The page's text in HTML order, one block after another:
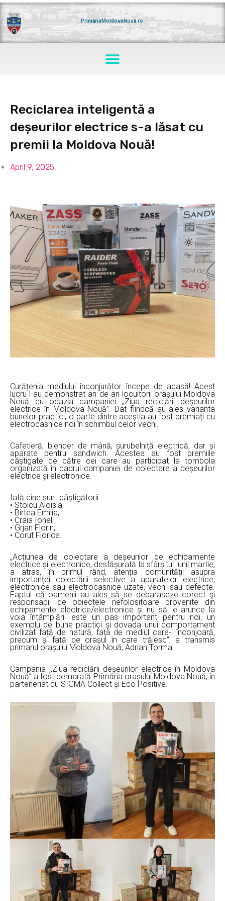
Skip
to
content
PrimăriaMoldovaNouă.ro
Menu
Reciclarea inteligentă a
deșeurilor electrice s-a lăsat cu
premii la Moldova Nouă!
April 9, 2025
Curățenia mediului înconjurător începe de acasă! Acest
lucru l-au demonstrat an de an locuitorii orașului Moldova
Nouă cu ocazia campaniei ,,Ziua reciclării deșeurilor
electrice în Moldova Nouă”. Dat fiindcă au ales varianta
bunelor practici, o parte dintre aceștia au fost premiați cu
electrocasnice noi în schimbul celor vechi.
Cafetieră, blender de mână, șurubelniță electrică, dar și
aparate pentru sandwich. Acestea au fost premiile
câștigate de către cei care au participat la tombola
organizată în cadrul campaniei de colectare a deșeurilor
electrice și electronice.
Iată cine sunt câștigătorii:
•⁠ ⁠Stoicu Aloisia;
•⁠ ⁠Birtea Emilia;
•⁠ ⁠Craia Ionel;
•⁠ ⁠Grjan Florin;
•⁠ ⁠Corut Florica.
„Acțiunea de colectare a deșeurilor de echipamente
electrice și electronice, desfășurată la sfârșitul lunii martie,
a atras, în primul rând, atenția comunității asupra
importanței colectării selective a aparatelor electrice,
electronice sau electrocasnice uzate, vechi sau defecte.
Faptul că oamenii au ales să se debaraseze corect şi
responsabil de obiectele nefolositoare provenite din
echipamente electrice/electronice și nu să le arunce la
voia întâmplării este un pas important pentru noi, un
exemplu de bune practici și dovada unui comportament
civilizat față de natură, față de mediul care-i înconjoară,
precum și față de orașul în care trăiesc”, a transmis
primarul orașului Moldova Nouă, Adrian Torma.
Campania ,,Ziua reciclării deșeurilor electrice în Moldova
Nouă” a fost demarată Primăria orașului Moldova Nouă, în
parteneriat cu SIGMA Collect și Eco Positive.